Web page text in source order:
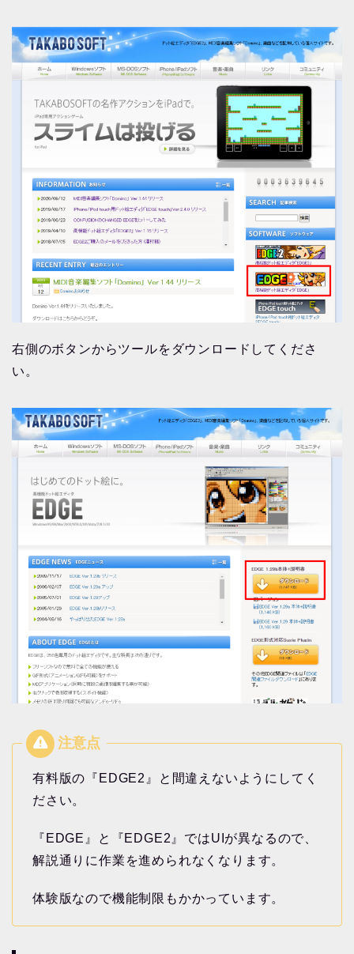
右側のボタンからツールをダウンロードしてくださ
い。
有料版の『EDGE2』と間違えないようにしてく
ださい。
『EDGE』と『EDGE2』ではUIが異なるので、
解説通りに作業を進められなくなります。
体験版なので機能制限もかかっています。